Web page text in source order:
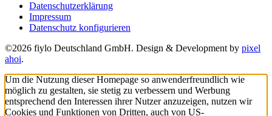
Datenschutzerklärung
Impressum
Datenschutz konfigurieren
©2026 fiylo Deutschland GmbH. Design & Development by pixel
ahoi.
Um die Nutzung dieser Homepage so anwenderfreundlich wie
möglich zu gestalten, sie stetig zu verbessern und Werbung
entsprechend den Interessen ihrer Nutzer anzuzeigen, nutzen wir
Cookies und Funktionen von Dritten, auch von US-